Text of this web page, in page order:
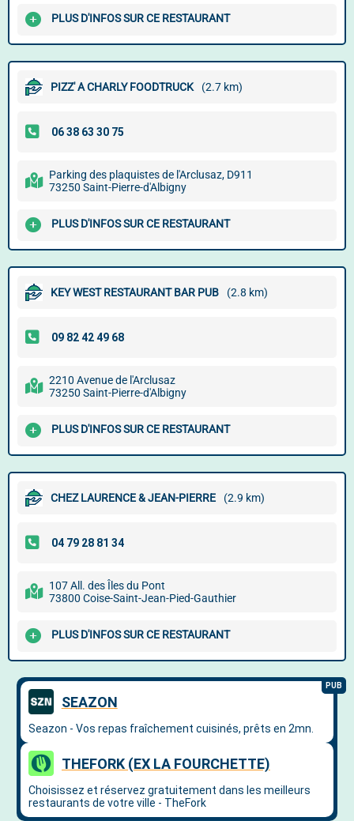
PLUS D'INFOS SUR CE RESTAURANT
PIZZ' A CHARLY FOODTRUCK (2.7 km)
Parking des plaquistes de l'Arclusaz, D911
73250 Saint-Pierre-d'Albigny
PLUS D'INFOS SUR CE RESTAURANT
KEY WEST RESTAURANT BAR PUB (2.8 km)
2210 Avenue de l'Arclusaz
73250 Saint-Pierre-d'Albigny
PLUS D'INFOS SUR CE RESTAURANT
CHEZ LAURENCE & JEAN-PIERRE (2.9 km)
107 All. des Îles du Pont
73800 Coise-Saint-Jean-Pied-Gauthier
PLUS D'INFOS SUR CE RESTAURANT